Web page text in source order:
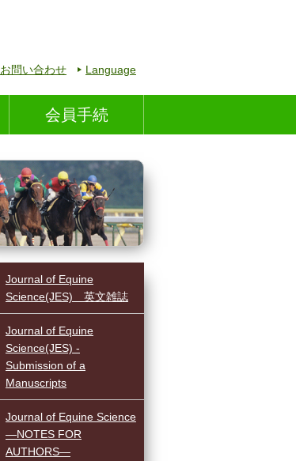
お問い合わせ Language
会員手続
Journal of Equine
Science(JES) 英文雑誌
Journal of Equine
Science(JES) -
Submission of a
Manuscripts
Journal of Equine Science
—NOTES FOR
AUTHORS—